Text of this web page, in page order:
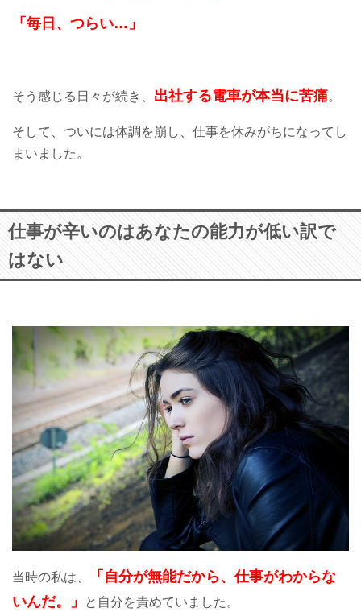
「毎日、つらい…」
そう感じる日々が続き、 出社する電車が本当に苦痛。
そして、ついには体調を崩し、仕事を休みがちになってし
まいました。
仕事が辛いのはあなたの能力が低い訳で
はない
当時の私は、
「自分が無能だから、仕事がわからな
いんだ。」
と自分を責めていました。